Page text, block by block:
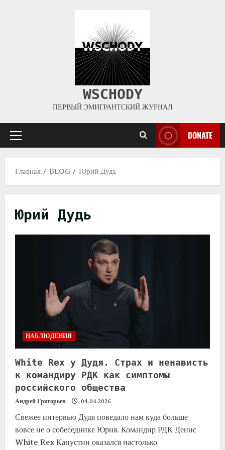
WSCHODY
ПЕРВЫЙ ЭМИГРАНТСКИЙ ЖУРНАЛ
DONATE
Главная BLOG Юрий Дудь
Юрий Дудь
НАБЛЮДЕНИЯ
White Rex у Дудя. Страх и ненависть
к командиру РДК как симптомы
российского общества
Андрей Григорьев 04.04.2026
Свежее интервью Дудя поведало нам куда больше
вовсе не о собеседнике Юрия. Командир РДК Денис
White Rex Капустин оказался настолько